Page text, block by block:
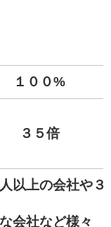
１００%
３５倍
以上の会社や３
会社など様々